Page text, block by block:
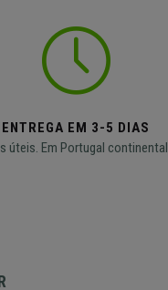
ENTREGA EM 3-5 DIAS
úteis. Em Portugal continental